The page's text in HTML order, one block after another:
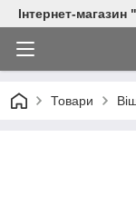
Інтернет-
Товари